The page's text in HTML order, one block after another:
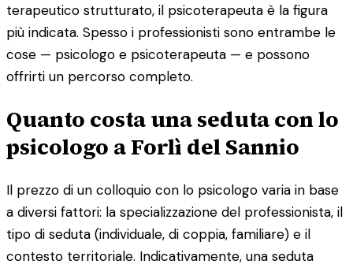
terapeutico strutturato, il psicoterapeuta è la figura
più indicata. Spesso i professionisti sono entrambe le
cose — psicologo e psicoterapeuta — e possono
offrirti un percorso completo.
Quanto costa una seduta con lo
psicologo a Forlì del Sannio
Il prezzo di un colloquio con lo psicologo varia in base
a diversi fattori: la specializzazione del professionista, il
tipo di seduta (individuale, di coppia, familiare) e il
contesto territoriale. Indicativamente, una seduta